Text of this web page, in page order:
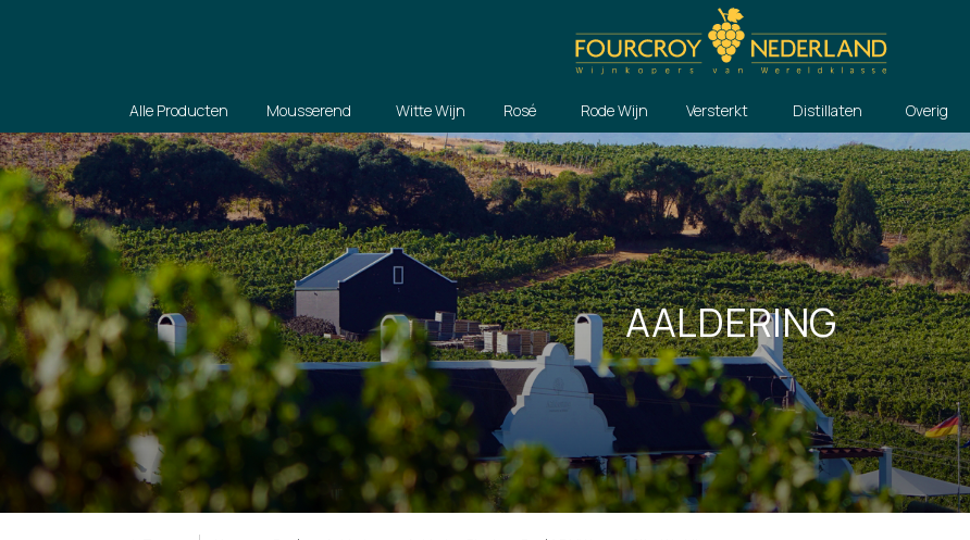
Alle Producten Mousserend Witte Wijn Rosé Rode Wijn Versterkt Distillaten Overig
AALDERING